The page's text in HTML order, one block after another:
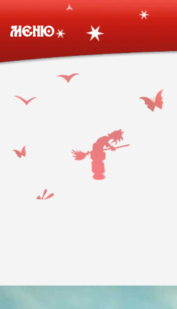
МЕНЮ